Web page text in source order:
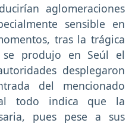
aglomeraciones
sensible en
tras la trágica
se produjo en Seúl el
desplegaron
del mencionado
todo indica que la
pues pese a sus